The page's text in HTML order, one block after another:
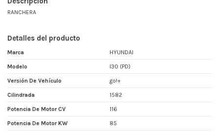
RANCHERA
Detalles del producto
Marca HYUNDAI
Modelo I30 (PD)
Versión De Vehículo go!+
Cilindrada 1582
Potencia De Motor CV 116
Potencia De Motor KW 85